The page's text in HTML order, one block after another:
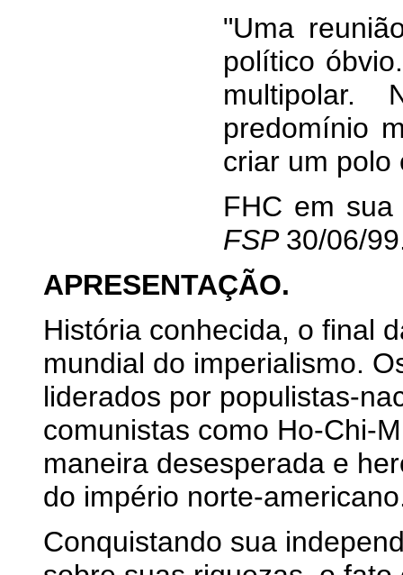
"Uma
político
multipolar.
predomínio
criar um polo
FHC em
FSP 30/06/
APRESENTAÇÃO.
História conhecida, o final
mundial do imperialismo.
liderados por populistas-
comunistas como Ho-Chi-
maneira desesperada e
do império norte-
Conquistando sua